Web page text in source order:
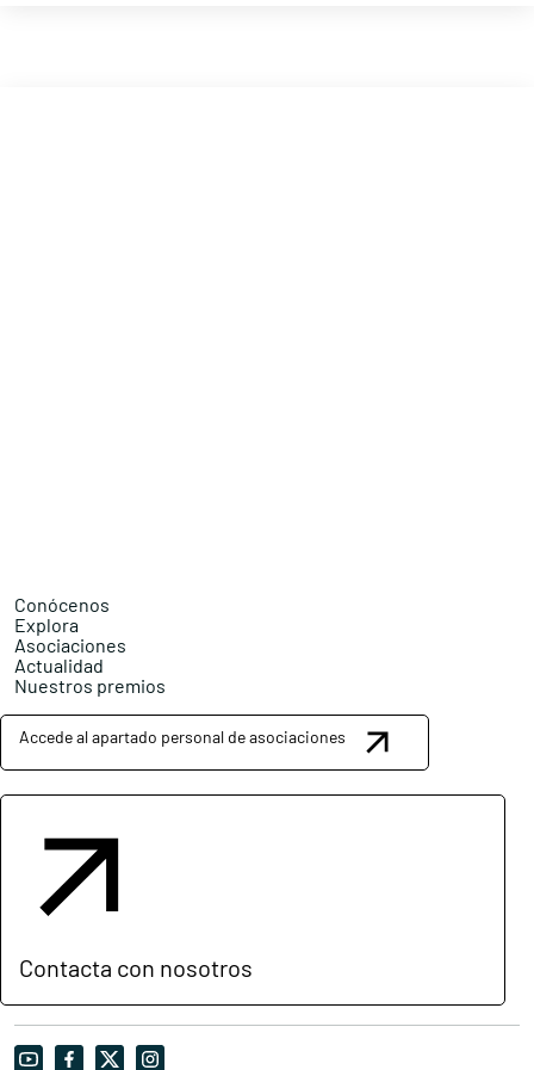
Conócenos
Explora
Asociaciones
Actualidad
Nuestros premios
Accede al apartado personal de asociaciones
Contacta con nosotros